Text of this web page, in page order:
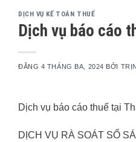
DỊCH VỤ KẾ TOÁN THUẾ
Dịch vụ báo cáo
ĐĂNG 4 THÁNG BA, 2024 BỞI
Dịch vụ báo cáo thuế tại
DỊCH VỤ RÀ SOÁT SỔ